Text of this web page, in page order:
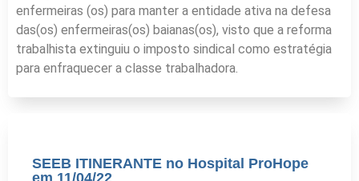
enfermeiras (os) para manter a entidade ativa na defesa
das(os) enfermeiras(os) baianas(os), visto que a reforma
trabalhista extinguiu o imposto sindical como estratégia
para enfraquecer a classe trabalhadora.
SEEB ITINERANTE no Hospital ProHope
em 11/04/22